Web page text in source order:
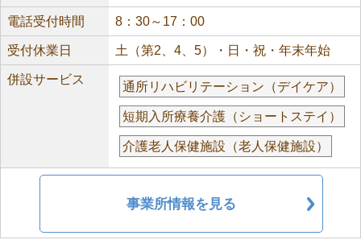
電話受付時間 8：30～17：00
受付休業日 土（第2、4、5）・日・祝・年末年始
併設サービス
通所リハビリテーション（デイケア）
短期入所療養介護（ショートステイ）
介護老人保健施設（老人保健施設）
事業所情報を見る